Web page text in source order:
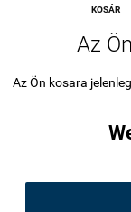
KOSÁR
Az
Az Ön kosara